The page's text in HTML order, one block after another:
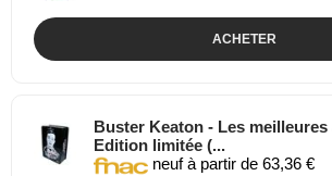
ACHETER
Buster Keaton - Les meilleures
Edition limitée (...
neuf à partir de 63,36 €